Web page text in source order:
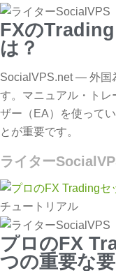
FXの
は？
SocialVPS.net — 外国
す。マニュアル・トレ
ザー（EA）を使って
とが重要です。
ライター
チュートリアル
プロのFX
つの重要な